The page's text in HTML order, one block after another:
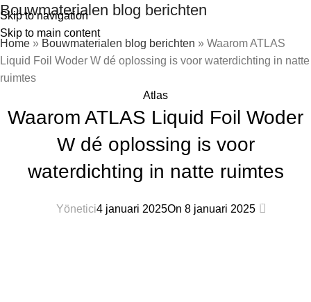
Skip to navigation
Skip to main content
Bouwmaterialen blog berichten
Home » Bouwmaterialen blog berichten » Waarom ATLAS
Liquid Foil Woder W dé oplossing is voor waterdichting in natte
ruimtes
Atlas
Waarom ATLAS Liquid Foil Woder
W dé oplossing is voor
waterdichting in natte ruimtes
Yönetici4 januari 2025On 8 januari 2025 0